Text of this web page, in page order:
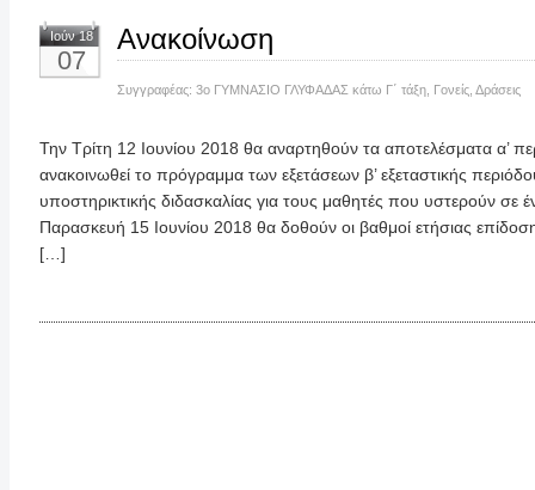
Ιούν 18
07
Ανακοίνωση
Συγγραφέας: 3ο ΓΥΜΝΑΣΙΟ ΓΛΥΦΑΔΑΣ κάτω Γ΄ τάξη Γονείς Δράσεις
Την Τρίτη 12 Ιουνίου 2018 θα αναρτηθούν τα αποτελέσματα α’
ανακοινωθεί το πρόγραμμα των εξετάσεων β’ εξεταστικής
υποστηρικτικής διδασκαλίας για τους μαθητές που υστερούν
Παρασκευή 15 Ιουνίου 2018 θα δοθούν οι βαθμοί ετήσιας
[…]